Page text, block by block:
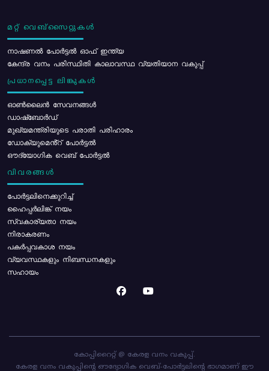
മറ്റ് വെബ്സൈറ്റുകൾ
നാഷണൽ പോർട്ടൽ ഓഫ് ഇന്ത്യ
കേന്ദ്ര വനം പരിസ്ഥിതി കാലാവസ്ഥ വ്യതിയാന വകുപ്പ്
പ്രധാനപ്പെട്ട ലിങ്കുകൾ
ഓൺലൈൻ സേവനങ്ങൾ
ഡാഷ്ബോർഡ്
മുഖ്യമന്ത്രിയുടെ പരാതി പരിഹാരം
ഡോക്യുമെൻ്റ് പോർട്ടൽ
ഔദ്യോഗിക വെബ് പോർട്ടൽ
വിവരങ്ങൾ
പോര്‍ട്ടലിനെക്കുറിച്ച്
ഹൈപ്പർലിങ്ക് നയം
സ്വകാര്യതാ നയം
നിരാകരണം
പകർപ്പവകാശ നയം
വ്യവസ്ഥകളും നിബന്ധനകളും
സഹായം
കോപ്പിറൈറ്റ് @ കേരള വനം വകുപ്പ്.
കേരള വനം വകുപ്പിന്റെ ഔദ്യോഗിക വെബ്-പോർട്ടലിന്റെ ഭാഗമാണ് ഈ